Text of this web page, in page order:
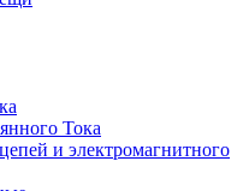
Тока
и электромагнитного